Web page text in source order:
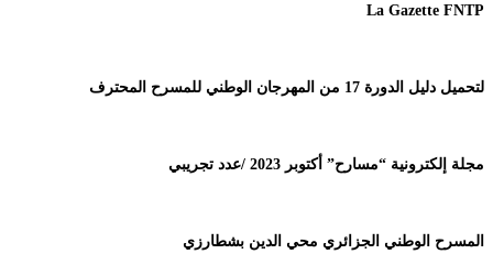
La Gazette FNTP
لتحميل دليل الدورة 17 من المهرجان الوطني للمسرح المحترف
مجلة إلكترونية “مسارح” أكتوبر 2023 /عدد تجريبي
المسرح الوطني الجزائري محي الدين بشطارزي